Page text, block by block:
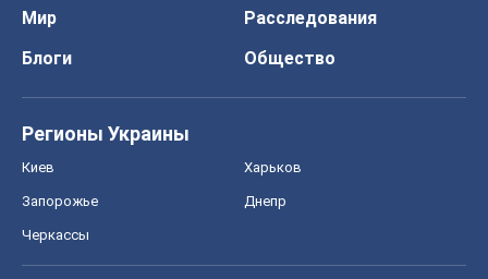
Мир
Расследования
Блоги
Общество
Регионы Украины
Киев Харьков
Запорожье Днепр
Черкассы